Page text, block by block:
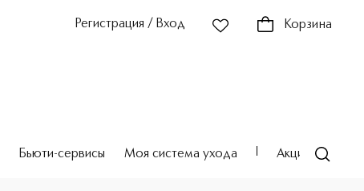
Регистрация / Вход Корзина
Бьюти-сервисы Моя система ухода Акции